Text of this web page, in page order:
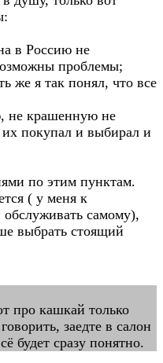
в Россию не
проблемы;
же я так понял, что все
не крашенную не
покупал и выбирал и
по этим пунктам.
( у меня к
самому),
выбрать стоящий
про кашкай только
заедте в салон
будет сразу понятно.